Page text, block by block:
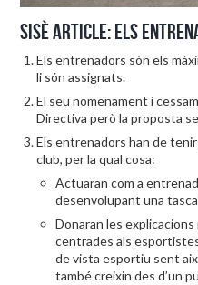
Sisè article: Els
Els entrenadors són els
li són assignats.
El seu nomenament i
Directiva però la proposta
Els entrenadors han de
club, per la qual cosa:
Actuaran com a
desenvolupant una
Donaran les
centrades als
de vista esportiu sent
també creixin des d’un